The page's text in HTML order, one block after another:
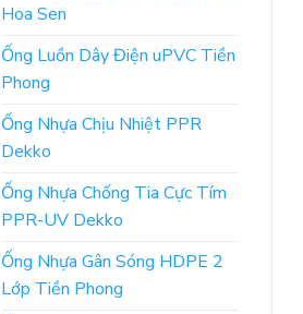
Hoa Sen
Ống Luồn Dây Điện uPVC Tiền
Phong
Ống Nhựa Chịu Nhiệt PPR
Dekko
Ống Nhựa Chống Tia Cực Tím
PPR-UV Dekko
Ống Nhựa Gân Sóng HDPE 2
Lớp Tiền Phong